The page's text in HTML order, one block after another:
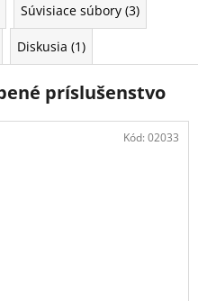
Súvisiace súbory (3)
Diskusia (1)
príslušenstvo
Kód: 02033